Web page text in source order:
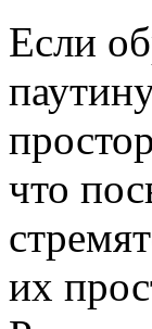
Если
что
их